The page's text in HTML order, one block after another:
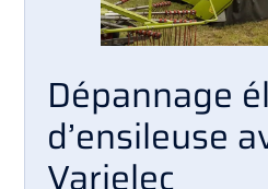
Dépannage
d’ensileuse